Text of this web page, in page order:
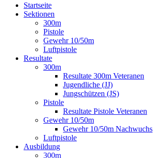
Startseite
Sektionen
300m
Pistole
Gewehr 10/50m
Luftpistole
Resultate
300m
Resultate 300m Veteranen
Jugendliche (JJ)
Jungschützen (JS)
Pistole
Resultate Pistole Veteranen
Gewehr 10/50m
Gewehr 10/50m Nachwuchs
Luftpistole
Ausbildung
300m